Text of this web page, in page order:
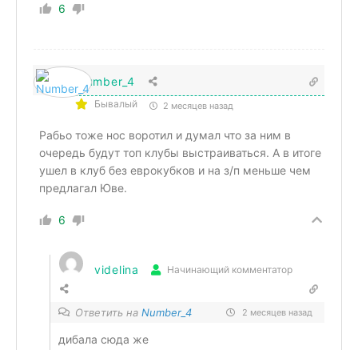
6
Number_4
Бывалый 2 месяцев назад
Рабьо тоже нос воротил и думал что за ним в
очередь будут топ клубы выстраиваться. А в итоге
ушел в клуб без еврокубков и на з/п меньше чем
предлагал Юве.
6
videlina Начинающий комментатор
Ответить на Number_4 2 месяцев назад
дибала сюда же